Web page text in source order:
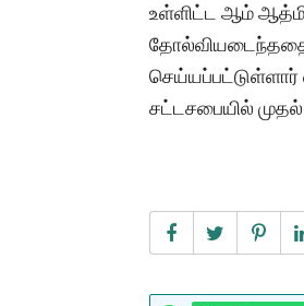
உள்ளிட்ட ஆம்
செய்யப்பட்டுள்ளார்
சட்டசபையில்